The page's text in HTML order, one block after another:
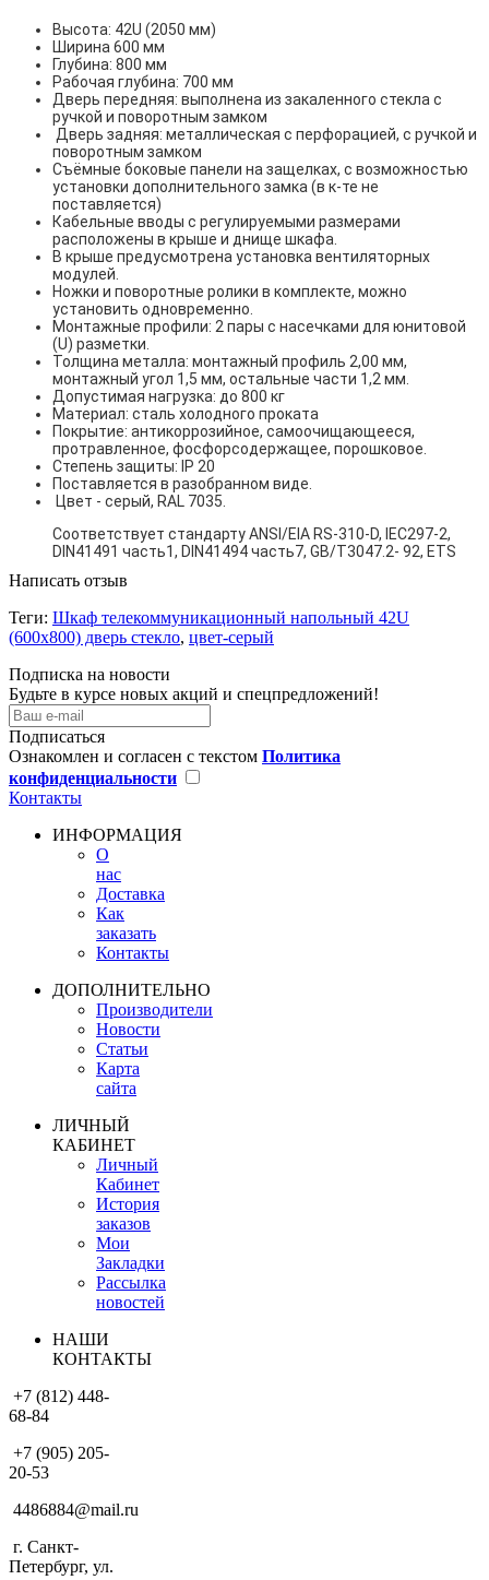
Высота: 42U (2050 мм)
Ширина 600 мм
Глубина: 800 мм
Рабочая глубина: 700 мм
Дверь передняя: выполнена из закаленного стекла с
ручкой и поворотным замком
Дверь задняя: металлическая с перфорацией, с ручкой и
поворотным замком
Съёмные боковые панели на защелках, с возможностью
установки дополнительного замка (в к-те не
поставляется)
Кабельные вводы с регулируемыми размерами
расположены в крыше и днище шкафа.
В крыше предусмотрена установка вентиляторных
модулей.
Ножки и поворотные ролики в комплекте, можно
установить одновременно.
Монтажные профили: 2 пары с насечками для юнитовой
(U) разметки.
Толщина металла: монтажный профиль 2,00 мм,
монтажный угол 1,5 мм, остальные части 1,2 мм.
Допустимая нагрузка: до 800 кг
Материал: сталь холодного проката
Покрытие: антикоррозийное, самоочищающееся,
протравленное, фосфорсодержащее, порошковое.
Степень защиты: IP 20
Поставляется в разобранном виде.
Цвет - серый, RAL 7035.
Соответствует стандарту ANSI/EIA RS-310-D, IEC297-2,
DIN41491 часть1, DIN41494 часть7, GB/T3047.2- 92, ETS
Написать отзыв
Теги: Шкаф телекоммуникационный напольный 42U
(600х800) дверь стекло, цвет-серый
Подписка на новости
Будьте в курсе новых акций и спецпредложений!
Подписаться
Ознакомлен и согласен с текстом Политика
конфиденциальности
Контакты
ИНФОРМАЦИЯ
О
нас
Доставка
Как
заказать
Контакты
ДОПОЛНИТЕЛЬНО
Производители
Новости
Статьи
Карта
сайта
ЛИЧНЫЙ
КАБИНЕТ
Личный
Кабинет
История
заказов
Мои
Закладки
Рассылка
новостей
НАШИ
КОНТАКТЫ
+7 (812) 448-
68-84
+7 (905) 205-
20-53
4486884@mail.ru
г. Санкт-
Петербург, ул.